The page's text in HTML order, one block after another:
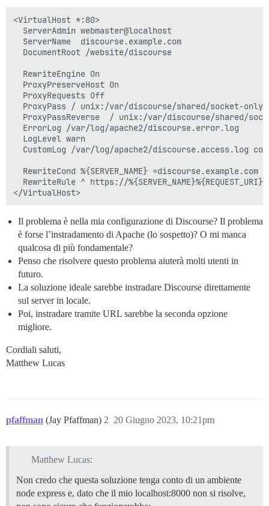
## Obbligatorio. Discourse non funzionerà con un
  DISCOURSE_HOSTNAME: 'discourse.domain.io'
## Scommenta se desideri che il container venga
  #DOCKER_USE_HOSTNAME: true
## TODO: Elenco di email separate da virgola che
## all'iscrizione iniziale, esempio
  DISCOURSE_DEVELOPER_EMAILS: 'user@domain.io'
## TODO: Il server SMTP utilizzato per validare
## INDIRIZZO SMTP, nome utente e password sono
DISCOURSE_SMTP_ADDRESS: email-smtp.us-east-
  DISCOURSE_SMTP_PORT: 587
  DISCOURSE_SMTP_USER_NAME: ******
#DISCOURSE_SMTP_ENABLE_START_TLS: true           #
#DISCOURSE_SMTP_DOMAIN: ******    # (richiesto da
#DISCOURSE_NOTIFICATION_EMAIL: ******  #
## Se hai aggiunto il template Lets Encrypt,
  #LETSENCRYPT_ACCOUNT_EMAIL: me@example.com
## L'indirizzo CDN http o https per questa
## vedi https://meta.discourse.org/t/14857 per i
#DISCOURSE_CDN_URL: https://discourse-
## La chiave IP di geolocalizzazione Maxmind per
## vedi https://meta.discourse.org/t/-/137387/23
  #DISCOURSE_MAXMIND_LICENSE_KEY: 1234567890123456
      guest: /shared
      guest: /var/log
## I plugin vanno qui
## vedi https://meta.discourse.org/t/19157 per i
hooks:
<VirtualHost *:80>
  ServerAdmin webmaster@localhost
  ServerName  discourse.example.com
  DocumentRoot /website/discourse
  RewriteEngine On
  ProxyPreserveHost On
  ProxyRequests Off
ProxyPass / unix:/var/discourse/shared/socket-
ProxyPassReverse  / unix:/var/discourse/shared/
  ErrorLog /var/log/apache2/discourse.error.log
  LogLevel warn
CustomLog /var/log/apache2/discourse.access.log
  RewriteCond %{SERVER_NAME} =discourse.example.com
RewriteRule ^ https://%{SERVER_NAME}%{REQUEST_URI}
Il problema è nella mia configurazione di Discourse? Il problema
è forse l’instradamento di Apache (lo sospetto)? O mi manca
qualcosa di più fondamentale?
Penso che risolvere questo problema aiuterà molti utenti in
futuro.
La soluzione ideale sarebbe instradare Discourse direttamente
sul server in locale.
Poi, instradare tramite URL sarebbe la seconda opzione
migliore.
Cordiali saluti,
Matthew Lucas
pfaffman (Jay Pfaffman) 20 Giugno 2023, 10:21pm
2
Matthew Lucas:
Non credo che questa soluzione tenga conto di un ambiente
node express e, dato che il mio localhost:8000 non si risolve,